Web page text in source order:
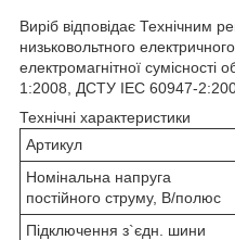
Виріб відповідає Технічним
низьковольтного
електромагнітної
1:2008, ДСТУ IEC 60947-
Технічні характеристики
Артикул
Номінальна напруга
постійного струму, В/полюс
Підключення з`єдн. шини